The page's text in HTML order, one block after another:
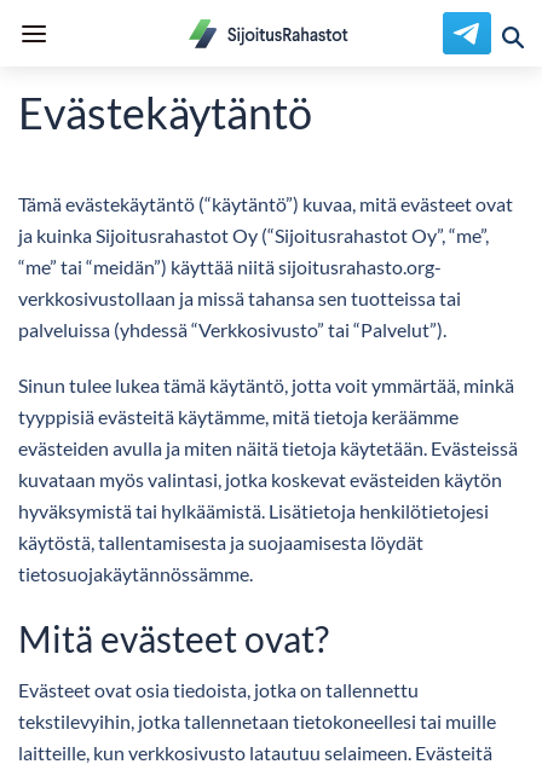
Evästekäytäntö
Tämä evästekäytäntö (“käytäntö”) kuvaa, mitä evästeet ovat
ja kuinka Sijoitusrahastot Oy (“Sijoitusrahastot Oy”, “me”,
“me” tai “meidän”) käyttää niitä sijoitusrahasto.org-
verkkosivustollaan ja missä tahansa sen tuotteissa tai
palveluissa (yhdessä “Verkkosivusto” tai “Palvelut”).
Sinun tulee lukea tämä käytäntö, jotta voit ymmärtää, minkä
tyyppisiä evästeitä käytämme, mitä tietoja keräämme
evästeiden avulla ja miten näitä tietoja käytetään. Evästeissä
kuvataan myös valintasi, jotka koskevat evästeiden käytön
hyväksymistä tai hylkäämistä. Lisätietoja henkilötietojesi
käytöstä, tallentamisesta ja suojaamisesta löydät
tietosuojakäytännössämme.
Mitä evästeet ovat?
Evästeet ovat osia tiedoista, jotka on tallennettu
tekstilevyihin, jotka tallennetaan tietokoneellesi tai muille
laitteille, kun verkkosivusto latautuu selaimeen. Evästeitä